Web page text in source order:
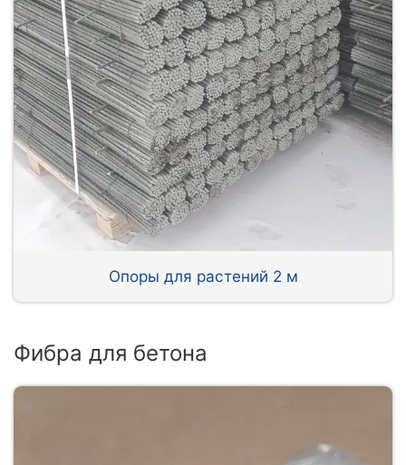
Опоры для растений 2 м
Фибра для бетона